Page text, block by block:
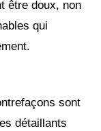
être doux, non
qui
sont
détaillants